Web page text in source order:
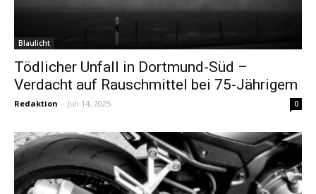
Blaulicht
Tödlicher Unfall in Dortmund-Süd –
Verdacht auf Rauschmittel bei 75-Jährigem
Redaktion - Juli 14, 2025 0